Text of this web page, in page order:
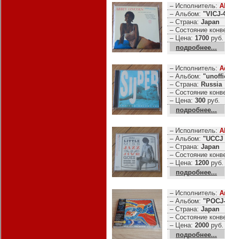
– Исполнитель:
– Альбом: "VICJ-
– Страна: Japan
– Состояние
– Цена: 1700 руб.
подробнее...
– Исполнитель:
– Альбом:
– Страна: Russia
– Состояние
– Цена: 300 руб.
подробнее...
– Исполнитель:
– Альбом:
– Страна: Japan
– Состояние
– Цена: 1200 руб.
подробнее...
– Исполнитель:
– Альбом:
– Страна: Japan
– Состояние
– Цена: 2000 руб.
подробнее...